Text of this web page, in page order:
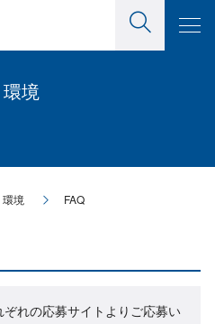
境
境 FAQ
ぞれの応募サイトよりご応募い